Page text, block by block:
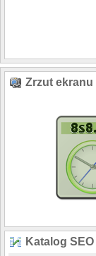
Zrzut
Katalog